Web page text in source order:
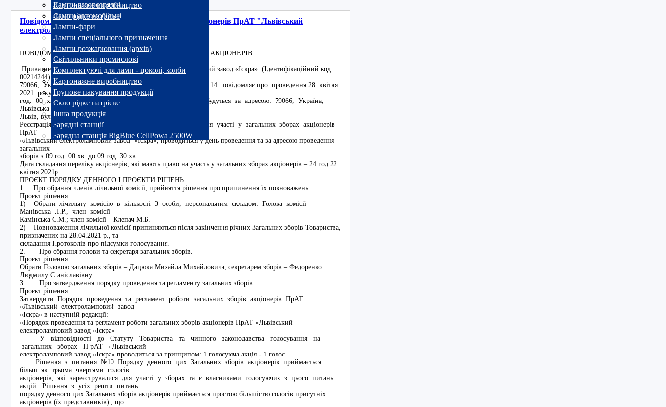
Лампи газорозрядні
Лампи автомобільні
Лампи-фари
Лампи спеціального призначення
Лампи розжарювання (архів)
Світильники промислові
Комплектуючі для ламп - цоколі, колби
Картонажне виробництво
Групове пакування продукції
Скло рідке натрієве
Інша продукція
Зарядні станції
Зарядна станція BigBlue CellPowa 2500W
Картонажне виробництво
Скло рідке натрієве
Повідомлення про проведення Загальних зборів акціонерів ПрАТ "Львівський
електроламповий завод "Іскра"
ПОВІДОМЛЕННЯ ПРО ПРОВЕДЕННЯ ЗАГАЛЬНИХ ЗБОРІВ АКЦІОНЕРІВ
Приватне акціонерне товариство «Львівський електроламповий завод «Іскра» (Ідентифікаційний код
00214244)
79066, Україна, Львівська область, м. Львів, вул. Вулецька, 14 повідомляє про проведення 28 квітня
2021 року о 10
год. 00 хв. чергових загальних зборів акціонерів, які відбудуться за адресою: 79066, Україна,
Львівська область, м.
Львів, вул. Вулецька, 14, 2-ий поверх, актовий зал.
Реєстрація акціонерів (їх представників), які прибудуть для участі у загальних зборах акціонерів
ПрАТ
«Львівський електроламповий завод «Іскра», проводиться у день проведення та за адресою проведення
загальних
зборів з 09 год. 00 хв. до 09 год. 30 хв.
Дата складання переліку акціонерів, які мають право на участь у загальних зборах акціонерів – 24 год 22
квітня 2021р.
ПРОЄКТ ПОРЯДКУ ДЕННОГО І ПРОЄКТИ РІШЕНЬ:
1. Про обрання членів лічильної комісії, прийняття рішення про припинення їх повноважень.
Проєкт рішення:
1) Обрати лічильну комісію в кількості 3 особи, персональним складом: Голова комісії –
Манівська Л.Р., член комісії –
Камінська С.М.; член комісії – Клепач М.Б.
2) Повноваження лічильної комісії припиняються після закінчення річних Загальних зборів Товариства,
призначених на 28.04.2021 р., та
складання Протоколів про підсумки голосування.
2. Про обрання голови та секретаря загальних зборів.
Проєкт рішення:
Обрати Головою загальних зборів – Дацюка Михайла Михайловича, секретарем зборів – Федоренко
Людмилу Станіславівну.
3. Про затвердження порядку проведення та регламенту загальних зборів.
Проєкт рішення:
Затвердити Порядок проведення та регламент роботи загальних зборів акціонерів ПрАТ
«Львівський електроламповий завод
«Іскра» в наступній редакції:
«Порядок проведення та регламент роботи загальних зборів акціонерів ПрАТ «Львівський
електроламповий завод «Іскра»
У відповідності до Статуту Товариства та чинного законодавства голосування на
загальних зборах П рАТ «Львівський
електроламповий завод «Іскра» проводиться за принципом: 1 голосуюча акція - 1 голос.
Рішення з питання №10 Порядку денного цих Загальних зборів акціонерів приймається
більш як трьома чвертями голосів
акціонерів, які зареєструвалися для участі у зборах та є власниками голосуючих з цього питань
акцій. Рішення з усіх решти питань
порядку денного цих Загальних зборів акціонерів приймається простою більшістю голосів присутніх
акціонерів (їх представників) , що